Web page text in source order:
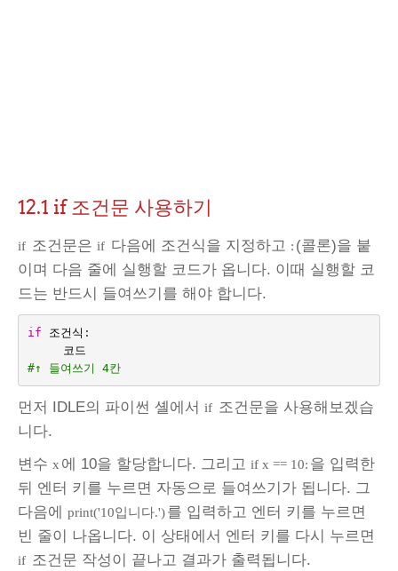
12.1 if 조건문 사용하기
if 조건문은 if 다음에 조건식을 지정하고 : (콜론)을 붙
이며 다음 줄에 실행할 코드가 옵니다. 이때 실행할 코
드는 반드시 들여쓰기를 해야 합니다.
if 조건식 :
코드
#↑ 들여쓰기 4칸
먼저 IDLE의 파이썬 셸에서 if 조건문을 사용해보겠습
니다.
변수 x 에 10을 할당합니다. 그리고 if x == 10: 을 입력한
뒤 엔터 키를 누르면 자동으로 들여쓰기가 됩니다. 그
다음에 print('10입니다.')를 입력하고 엔터 키를 누르면
빈 줄이 나옵니다. 이 상태에서 엔터 키를 다시 누르면
if 조건문 작성이 끝나고 결과가 출력됩니다.